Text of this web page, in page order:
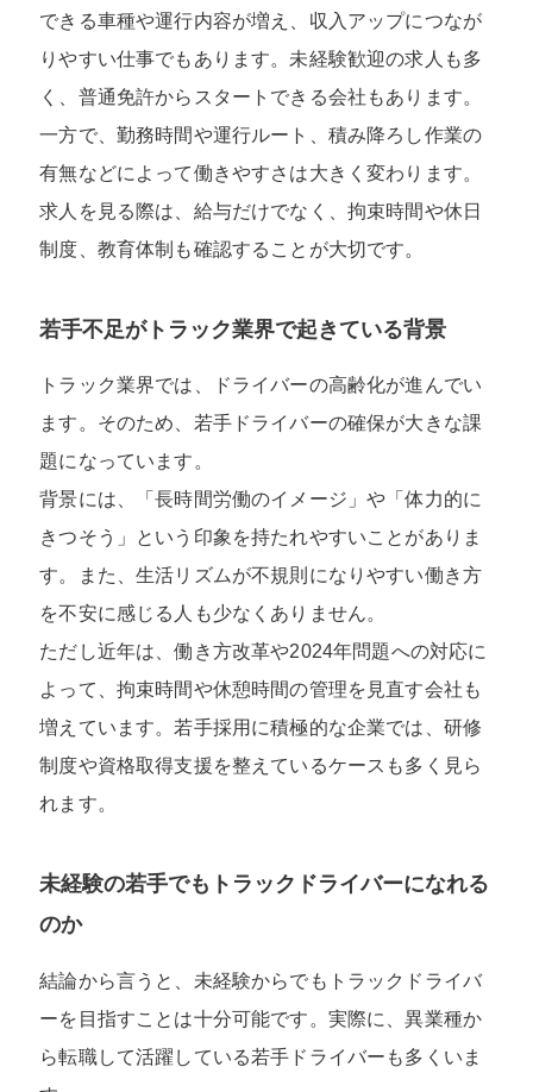
できる車種や運行内容が増え、収入アップにつなが
りやすい仕事でもあります。未経験歓迎の求人も多
く、普通免許からスタートできる会社もあります。
一方で、勤務時間や運行ルート、積み降ろし作業の
有無などによって働きやすさは大きく変わります。
求人を見る際は、給与だけでなく、拘束時間や休日
制度、教育体制も確認することが大切です。
若手不足がトラック業界で起きている背景
トラック業界では、ドライバーの高齢化が進んでい
ます。そのため、若手ドライバーの確保が大きな課
題になっています。
背景には、「長時間労働のイメージ」や「体力的に
きつそう」という印象を持たれやすいことがありま
す。また、生活リズムが不規則になりやすい働き方
を不安に感じる人も少なくありません。
ただし近年は、働き方改革や2024年問題への対応に
よって、拘束時間や休憩時間の管理を見直す会社も
増えています。若手採用に積極的な企業では、研修
制度や資格取得支援を整えているケースも多く見ら
れます。
未経験の若手でもトラックドライバーになれる
のか
結論から言うと、未経験からでもトラックドライバ
ーを目指すことは十分可能です。実際に、異業種か
ら転職して活躍している若手ドライバーも多くいま